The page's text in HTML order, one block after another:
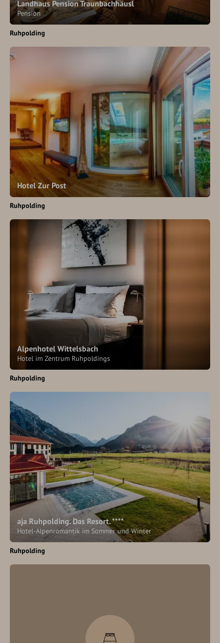
Landhaus Pension Traunbachhäusl
Pension
Ruhpolding
Hotel Zur Post
Ruhpolding
Alpenhotel Wittelsbach
Hotel im Zentrum Ruhpoldings
Ruhpolding
aja Ruhpolding. Das Resort. ****
Hotel-Alpenromantik im Sommer und Winter
Ruhpolding